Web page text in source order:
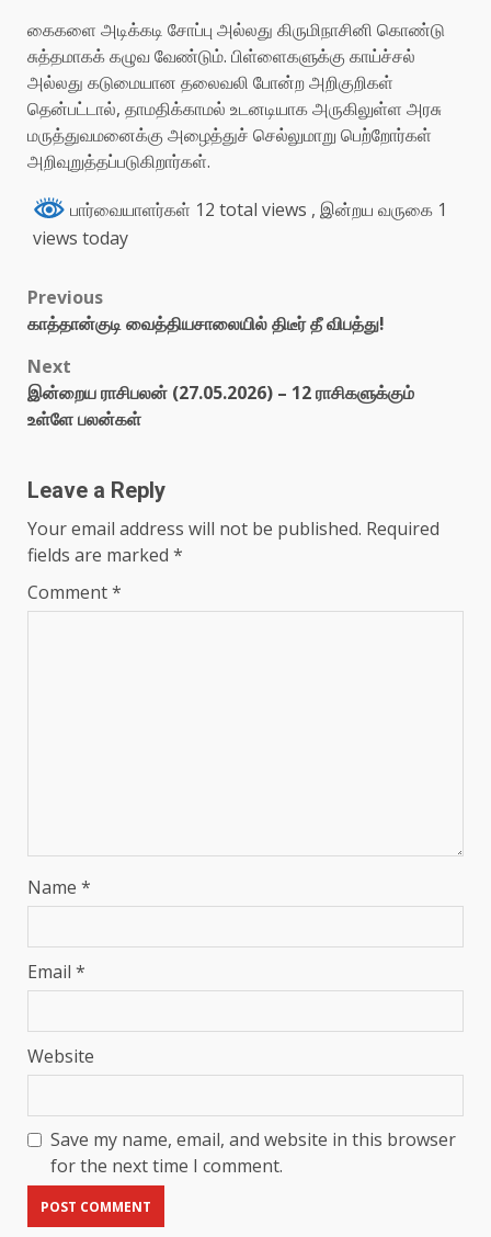
கைகளை அடிக்கடி சோப்பு அல்லது கிருமிநாசினி கொண்டு
சுத்தமாகக் கழுவ வேண்டும். பிள்ளைகளுக்கு காய்ச்சல்
அல்லது கடுமையான தலைவலி போன்ற அறிகுறிகள்
தென்பட்டால், தாமதிக்காமல் உடனடியாக அருகிலுள்ள அரசு
மருத்துவமனைக்கு அழைத்துச் செல்லுமாறு பெற்றோர்கள்
அறிவுறுத்தப்படுகிறார்கள்.
பார்வையாளர்கள் 12 total views , இன்றய வருகை 1
views today
Previous
காத்தான்குடி வைத்தியசாலையில் திடீர் தீ விபத்து!
Next
இன்றைய ராசிபலன் (27.05.2026) – 12 ராசிகளுக்கும்
உள்ளே பலன்கள்
Leave a Reply
Your email address will not be published. Required
fields are marked *
Comment*
Name *
Email *
Website
Save my name, email, and website in this browser
for the next time I comment.